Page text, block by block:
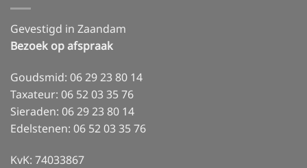
het
is
echt!
Gevestigd in Zaandam
Bezoek op afspraak
Goudsmid: 06 29 23 80 14
Taxateur: 06 52 03 35 76
Sieraden: 06 29 23 80 14
Edelstenen: 06 52 03 35 76
KvK: 74033867